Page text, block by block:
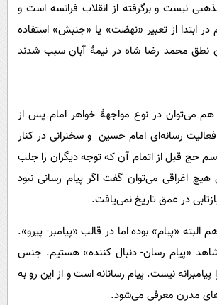
نیست و برگرفته از انقلاب فرانسه است و
در سال 57 هم در ابتدا از تعبیر «نهضت» یا «جنبش» استفاده
نطق محمد رضا شاه در نیمۀ آبان سبب شدند
هم می‌توان در نوع مواجهۀ خواهر امام پس از
رسانه‌ای امام حسین و ‌سخنرانی در کنار
حج قبل از اتمام آن که توجه دیگران را جلب
اغراقی می‌توان گفت اگر پیام رسانی نبود
در عمق تاریخ نمی‌یافت.
«پیام» بوده اما در قالب «پیامبر- پیرو».
«پیام رسان- دنبال کننده» هستیم. جنس
پیامبرانه نیست. پیام رسانانه است و از این رو به
های مدرن معرفی می‌شود.